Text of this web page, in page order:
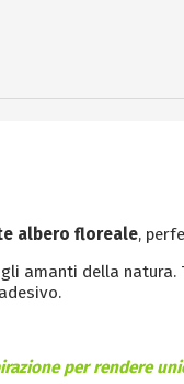
albero floreale,
amanti della natura.
per rendere